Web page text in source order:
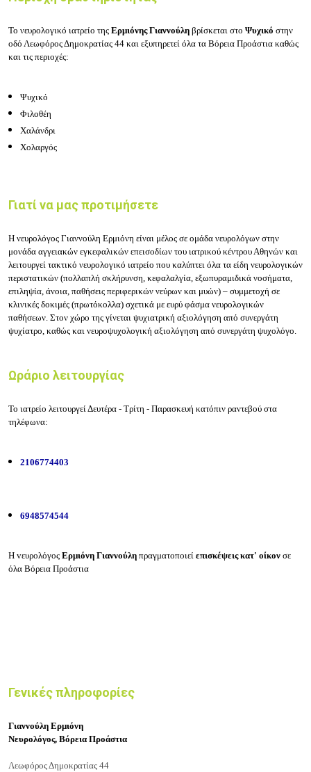
Το νευρολογικό ιατρείο της Ερμιόνης Γιαννούλη βρίσκεται στο Ψυχικό στην
οδό Λεωφόρος Δημοκρατίας 44 και εξυπηρετεί όλα τα Βόρεια Προάστια καθώς
και τις περιοχές:
Ψυχικό
Φιλοθέη
Χαλάνδρι
Χολαργός
Γιατί να μας προτιμήσετε
H νευρολόγος Γιαννούλη Ερμιόνη είναι μέλος σε ομάδα νευρολόγων στην
μονάδα αγγειακών εγκεφαλικών επεισοδίων του ιατρικού κέντρου Αθηνών και
λειτουργεί τακτικό νευρολογικό ιατρείο που καλύπτει όλα τα είδη νευρολογικών
περιστατικών (πολλαπλή σκλήρυνση, κεφαλαλγία, εξωπυραμιδικά νοσήματα,
επιληψία, άνοια, παθήσεις περιφερικών νεύρων και μυών) – συμμετοχή σε
κλινικές δοκιμές (πρωτόκολλα) σχετικά με ευρύ φάσμα νευρολογικών
παθήσεων. Στον χώρο της γίνεται ψυχιατρική αξιολόγηση από συνεργάτη
ψυχίατρο, καθώς και νευροψυχολογική αξιολόγηση από συνεργάτη ψυχολόγο.
Ωράριο λειτουργίας
Το ιατρείο λειτουργεί Δευτέρα - Τρίτη - Παρασκευή κατόπιν ραντεβού στα
τηλέφωνα:
2106774403
6948574544
H vευρολόγος Ερμιόνη Γιαννούλη πραγματοποιεί επισκέψεις κατ' οίκον σε
όλα Βόρεια Προάστια
Γενικές πληροφορίες
Γιαννούλη Ερμιόνη
Νευρολόγος, Βόρεια Προάστια
Λεωφόρος Δημοκρατίας 44